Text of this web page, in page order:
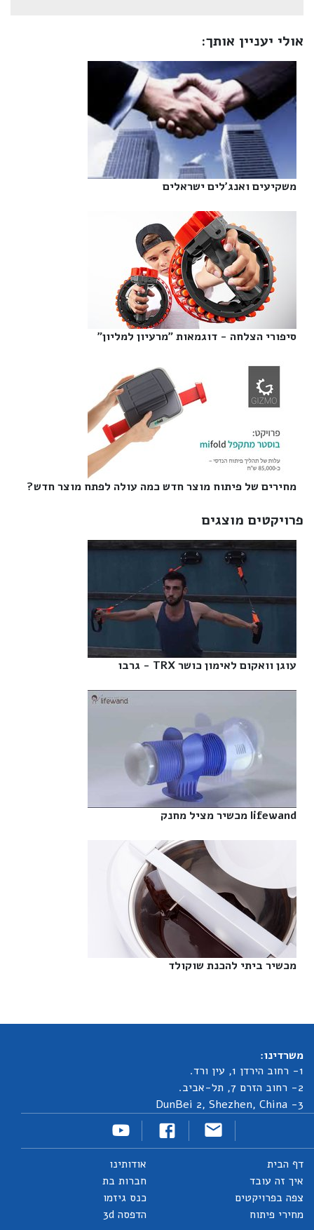
אולי יעניין אותך:
משקיעים ואנג'לים ישראלים‎
סיפורי הצלחה - דוגמאות "מרעיון למליון"‎
מחירים של פיתוח מוצר חדש כמה עולה לפתח מוצר חדש?‎
פרויקטים מוצגים
עוגן וואקום לאימון כושר TRX - גרבו‎
lifewand מכשיר מציל מחנק‎
מכשיר ביתי להכנת שוקולד‎
משרדינו:
1- רחוב הירדן 1, עין ורד.
2- רחוב הזרם 7, תל-אביב.
3- DunBei 2, Shezhen, China
דף הבית
איך זה עובד
צפה בפרויקטים
מחירי פיתוח
אודותינו
חברות בת
כנס גיזמו
הדפסה 3d